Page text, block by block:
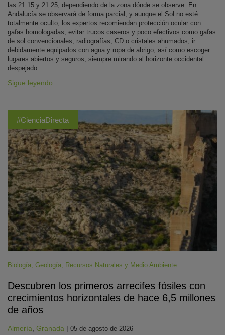
las 21:15 y 21:25, dependiendo de la zona dónde se observe. En
Andalucía se observará de forma parcial, y aunque el Sol no esté
totalmente oculto, los expertos recomiendan protección ocular con
gafas homologadas, evitar trucos caseros y poco efectivos como gafas
de sol convencionales, radiografías, CD o cristales ahumados, ir
debidamente equipados con agua y ropa de abrigo, así como escoger
lugares abiertos y seguros, siempre mirando al horizonte occidental
despejado.
Sigue leyendo
#CienciaDirecta
Biología, Geología, Recursos Naturales y Medio Ambiente
Descubren los primeros arrecifes fósiles con
crecimientos horizontales de hace 6,5 millones
de años
Almería Granada | 05 de agosto de 2026